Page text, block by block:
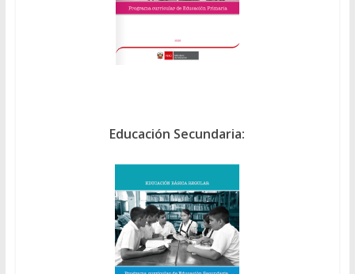
Educación Secundaria: